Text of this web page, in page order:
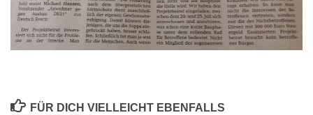
FÜR DICH VIELLEICHT EBENFALLS